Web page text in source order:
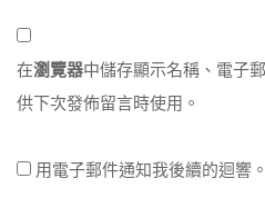
在瀏覽器中儲存顯示名稱、電子
供下次發佈留言時使用。
用電子郵件通知我後續的迴響。